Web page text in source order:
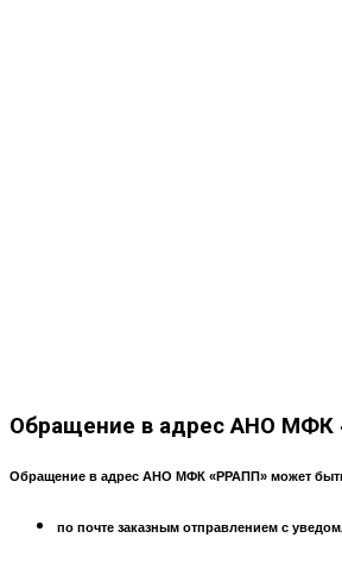
Обращение в адрес АНО МФК
Обращение в адрес АНО МФК «РРАПП» может
по почте заказным отправлением с